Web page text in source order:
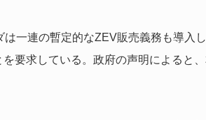
一連の暫定的なZEV販売義務も導入
要求している。政府の声明によると